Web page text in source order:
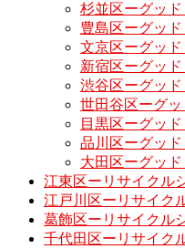
杉並区ーグッ
豊島区ーグッ
文京区ーグッ
新宿区ーグッ
渋谷区ーグッ
世田谷区ーグ
目黒区ーグッ
品川区ーグッ
大田区ーグッ
江東区ーリサイクル
江戸川区ーリサイク
葛飾区ーリサイクル
千代田区ーリサイク